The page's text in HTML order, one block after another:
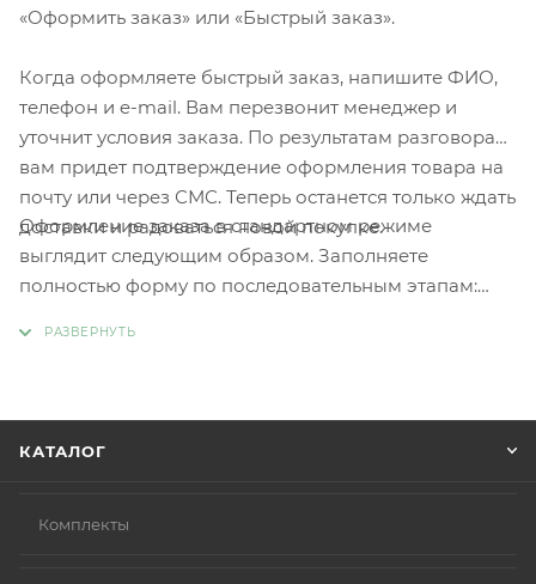
«Оформить заказ» или «Быстрый заказ».
Когда оформляете быстрый заказ, напишите ФИО,
телефон и e-mail. Вам перезвонит менеджер и
уточнит условия заказа. По результатам разговора
вам придет подтверждение оформления товара на
почту или через СМС. Теперь останется только ждать
доставки и радоваться новой покупке.
Оформление заказа в стандартном режиме
выглядит следующим образом. Заполняете
полностью форму по последовательным этапам:
КАТАЛОГ
Комплекты